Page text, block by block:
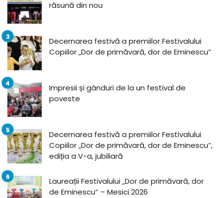
răsună din nou
Decernarea festivă a premiilor Festivalului
Copiilor „Dor de primăvară, dor de Eminescu”
Impresii și gânduri de la un festival de
poveste
Decernarea festivă a premiilor Festivalului
Copiilor „Dor de primăvară, dor de Eminescu”,
ediția a V-a, jubiliară
Laureații Festivalului „Dor de primăvară, dor
de Eminescu” – Mesici 2026